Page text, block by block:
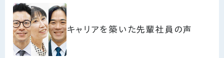
キャリアを築いた先輩社員の声